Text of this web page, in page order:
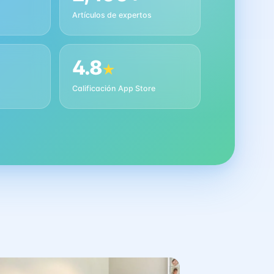
Artículos de expertos
4.8★
Calificación App Store